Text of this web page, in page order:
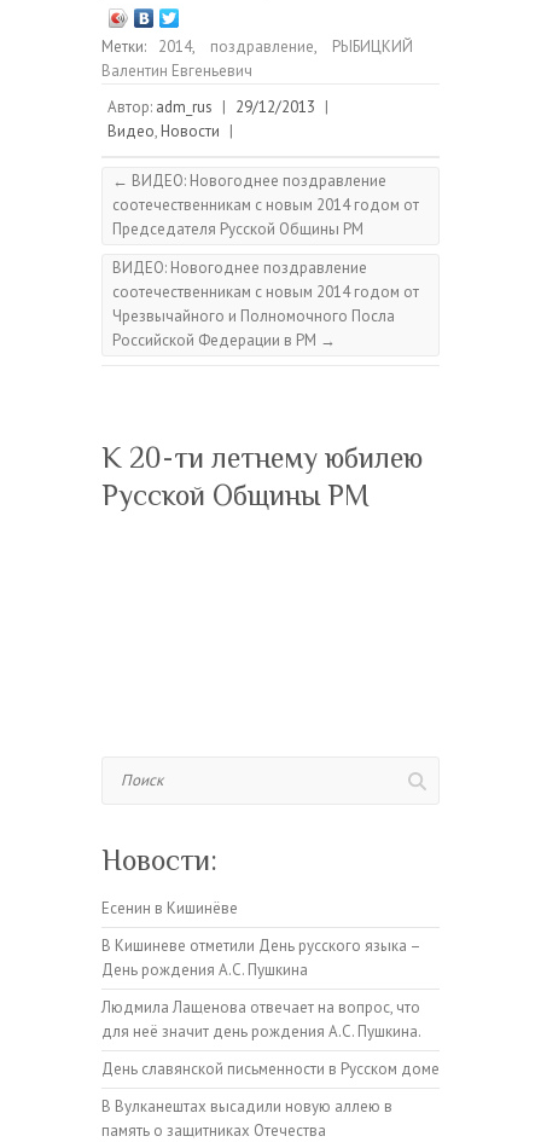
Метки: 2014, поздравление,
РЫБИЦКИЙ
Валентин Евгеньевич
Автор: adm_rus | 29/12/2013 |
Видео, Новости |
← ВИДЕО: Новогоднее поздравление
соотечественникам с новым 2014 годом от
Председателя Русской Общины РМ
ВИДЕО: Новогоднее поздравление
соотечественникам с новым 2014 годом от
Чрезвычайного и Полномочного Посла
Российской Федерации в РМ →
К 20-ти летнему юбилею
Русской Общины РМ
Новости:
Есенин в Кишинёве
В Кишиневе отметили День русского языка –
День рождения А.С. Пушкина
Людмила Лащенова отвечает на вопрос, что
для неё значит день рождения А.С. Пушкина.
День славянской письменности в Русском доме
В Вулканештах высадили новую аллею в
память о защитниках Отечества